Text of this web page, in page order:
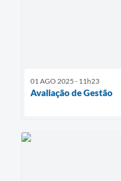
01 AGO 2025 - 11h23
Avaliação de Gestão